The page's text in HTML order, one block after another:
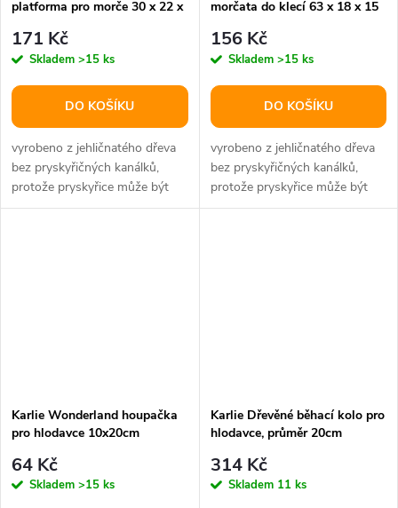
platforma pro morče 30 x 22 x
171 Kč
Skladem >15 ks
DO KOŠÍKU
vyrobeno z jehličnatého dřeva
bez pryskyřičných kanálků,
protože pryskyřice může být
pro některá zvířata jedovatá...
morčata do klecí 63 x 18 x 15
156 Kč
Skladem >15 ks
DO KOŠÍKU
vyrobeno z jehličnatého dřeva
bez pryskyřičných kanálků,
protože pryskyřice může být
pro některá zvířata jedovatá...
Karlie Wonderland houpačka
pro hlodavce 10x20cm
64 Kč
Skladem >15 ks
Karlie Dřevěné běhací kolo pro
hlodavce, průměr 20cm
314 Kč
Skladem 11 ks